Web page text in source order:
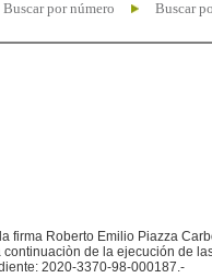
Buscar por número Buscar
firma Roberto Emilio Piazza
continuaciòn de la ejecución de
2020-3370-98-000187.-